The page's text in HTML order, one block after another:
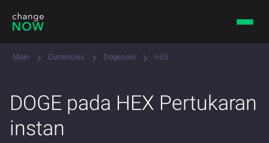
Main Currencies Dogecoin HEX
DOGE pada HEX Pertukaran
instan